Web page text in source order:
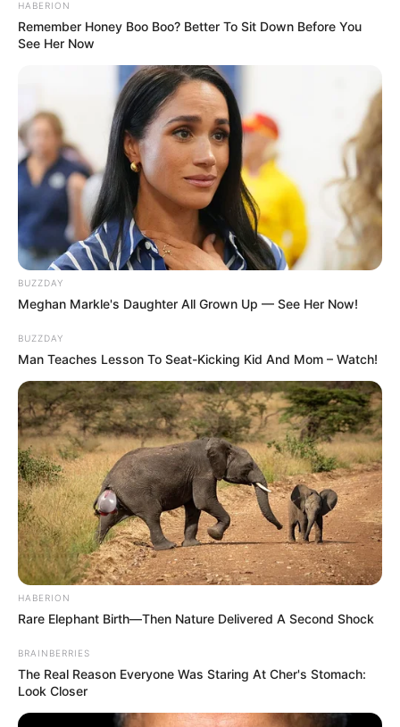
HABERION
Remember Honey Boo Boo? Better To Sit Down Before You
See Her Now
BUZZDAY
Meghan Markle's Daughter All Grown Up — See Her Now!
BUZZDAY
Man Teaches Lesson To Seat-Kicking Kid And Mom – Watch!
HABERION
Rare Elephant Birth—Then Nature Delivered A Second Shock
BRAINBERRIES
The Real Reason Everyone Was Staring At Cher's Stomach:
Look Closer